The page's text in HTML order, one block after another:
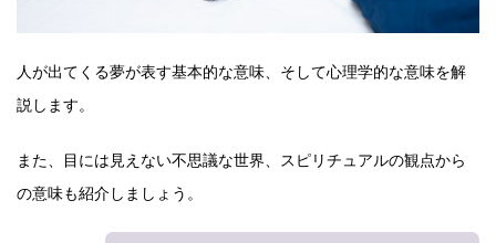
人が出てくる夢が表す基本的な意味、そして心理学的な意味を解
説します。
また、目には見えない不思議な世界、スピリチュアルの観点から
の意味も紹介しましょう。